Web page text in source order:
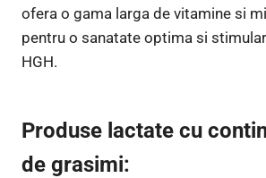
ofera o gama larga de vitamine si
pentru o sanatate optima si
HGH.
Produse lactate cu
de grasimi: